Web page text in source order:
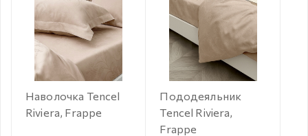
Наволочка Tencel
Riviera, Frappe
Пододеяльник
Tencel Riviera,
Frappe